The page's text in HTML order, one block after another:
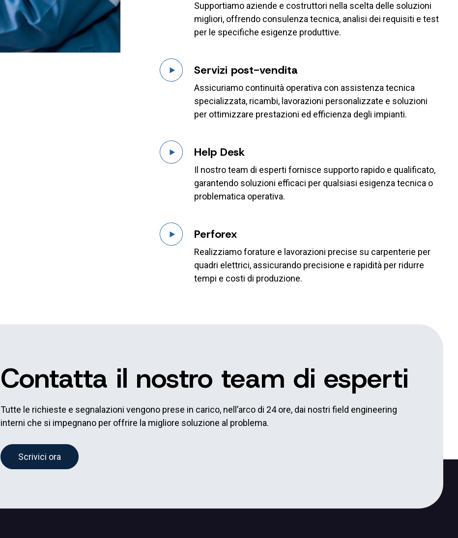
Supportiamo aziende e costruttori nella scelta delle soluzioni
migliori, offrendo consulenza tecnica, analisi dei requisiti e test
per le specifiche esigenze produttive.
Servizi post-vendita
Assicuriamo continuità operativa con assistenza tecnica
specializzata, ricambi, lavorazioni personalizzate e soluzioni
per ottimizzare prestazioni ed efficienza degli impianti.
Help Desk
Il nostro team di esperti fornisce supporto rapido e qualificato,
garantendo soluzioni efficaci per qualsiasi esigenza tecnica o
problematica operativa.
Perforex
Realizziamo forature e lavorazioni precise su carpenterie per
quadri elettrici, assicurando precisione e rapidità per ridurre
tempi e costi di produzione.
Contatta il nostro team di esperti
Tutte le richieste e segnalazioni vengono prese in carico, nell’arco di 24 ore, dai nostri field engineering
interni che si impegnano per offrire la migliore soluzione al problema.
Scrivici ora